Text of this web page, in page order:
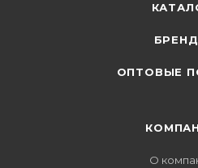
ОПТОВЫЕ
О